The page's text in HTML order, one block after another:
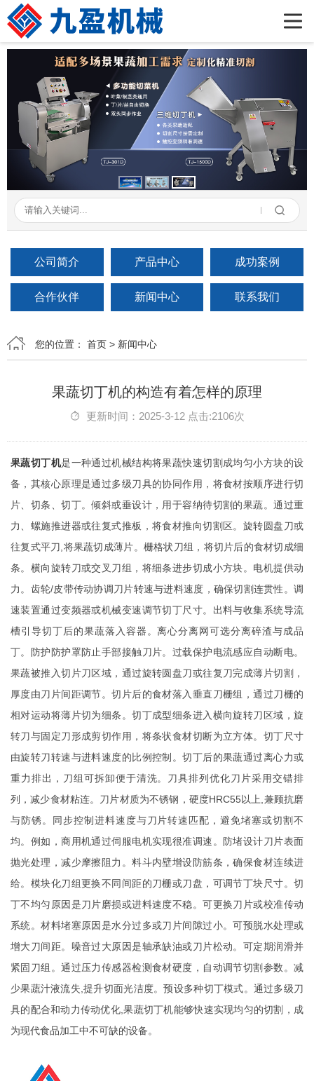
公司简介
产品展示
新闻资讯
成功案例
在线留言
联系我们
公司简介 产品中心 成功案例
合作伙伴 新闻中心 联系我们
您的位置： 首页 > 新闻中心
果蔬切丁机的构造有着怎样的原理
更新时间：2025-3-12 点击:2106次
果蔬切丁机是一种通过机械结构将果蔬快速切割成均匀小方块的设
备，其核心原理是通过多级刀具的协同作用，将食材按顺序进行切
片、切条、切丁。倾斜或垂设计，用于容纳待切割的果蔬。通过重
力、螺施推进器或往复式推板，将食材推向切割区。旋转圆盘刀或
往复式平刀,将果蔬切成薄片。栅格状刀组，将切片后的食材切成细
条。横向旋转刀或交叉刀组，将细条进步切成小方块。电机提供动
力。齿轮/皮带传动协调刀片转速与进料速度，确保切割连贯性。调
速装置通过变频器或机械变速调节切丁尺寸。出料与收集系统导流
槽引导切丁后的果蔬落入容器。离心分离网可选分离碎渣与成品
丁。防护防护罩防止手部接触刀片。过载保护电流感应自动断电。
果蔬被推入切片刀区域，通过旋转圆盘刀或往复刀完成薄片切割，
厚度由刀片间距调节。切片后的食材落入垂直刀栅组，通过刀栅的
相对运动将薄片切为细条。切丁成型细条进入横向旋转刀区域，旋
转刀与固定刀形成剪切作用，将条状食材切断为立方体。切丁尺寸
由旋转刀转速与进料速度的比例控制。切丁后的果蔬通过离心力或
重力排出，刀组可拆卸便于清洗。刀具排列优化刀片采用交错排
列，减少食材粘连。刀片材质为不锈钢，硬度HRC55以上,兼顾抗磨
与防锈。同步控制进料速度与刀片转速匹配，避免堵塞或切割不
均。例如，商用机通过伺服电机实现很准调速。防堵设计刀片表面
抛光处理，减少摩擦阻力。料斗内壁增设防筋条，确保食材连续进
给。模块化刀组更换不同间距的刀栅或刀盘，可调节丁块尺寸。切
丁不均匀原因是刀片磨损或进料速度不稳。可更换刀片或校准传动
系统。材料堵塞原因是水分过多或刀片间隙过小。可预脱水处理或
增大刀间距。噪音过大原因是轴承缺油或刀片松动。可定期润滑并
紧固刀组。通过压力传感器检测食材硬度，自动调节切割参数。减
少果蔬汁液流失,提升切面光洁度。预设多种切丁模式。通过多级刀
具的配合和动力传动优化,果蔬切丁机能够快速实现均匀的切割，成
为现代食品加工中不可缺的设备。